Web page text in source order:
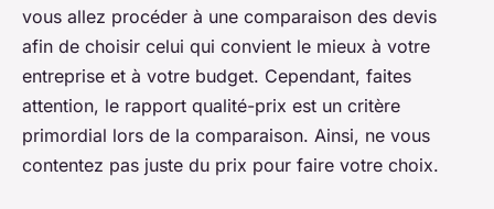
vous allez procéder à une comparaison des devis
afin de choisir celui qui convient le mieux à votre
entreprise et à votre budget. Cependant, faites
attention, le rapport qualité-prix est un critère
primordial lors de la comparaison. Ainsi, ne vous
contentez pas juste du prix pour faire votre choix.